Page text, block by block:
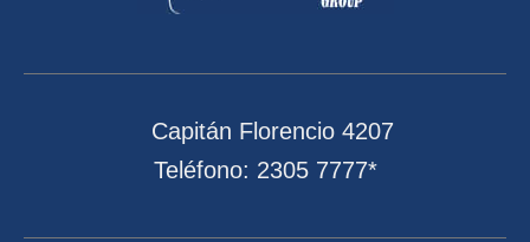
Capitán Florencio 4207
Teléfono: 2305 7777*